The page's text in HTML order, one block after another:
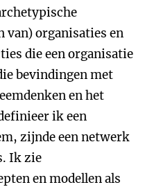
van) organisaties en
die een organisatie
bevindingen met
en het
ik een
zijnde een netwerk
Ik zie
en modellen als